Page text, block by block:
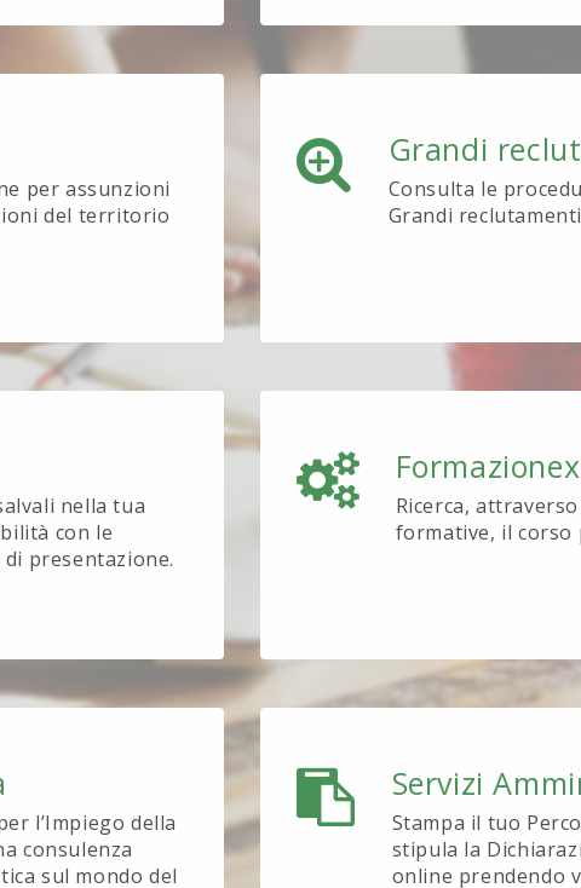
per assunzioni
del territorio
Grandi
Consulta le
Grandi reclutamenti
nella tua
con le
presentazione.
Ricerca,
formative, il corso
l’Impiego della
consulenza
sul mondo del
Servizi
Stampa il tuo
stipula la
online prendendo